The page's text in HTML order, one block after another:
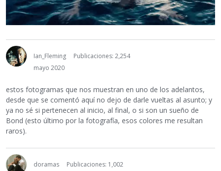
Ian_Fleming
Publicaciones: 2,254
mayo 2020
estos fotogramas que nos muestran en uno de los adelantos,
desde que se comentó aquí no dejo de darle vueltas al asunto; y
ya no sé si pertenecen al inicio, al final, o si son un sueño de
Bond (esto último por la fotografía, esos colores me resultan
raros).
doramas
Publicaciones: 1,002